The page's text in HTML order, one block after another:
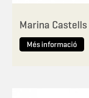
Marina Castells
Més informació